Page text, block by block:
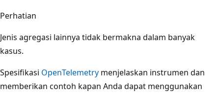
Perhatian
Jenis agregasi lainnya tidak bermakna dalam banyak
kasus.
Spesifikasi OpenTelemetry menjelaskan instrumen dan
memberikan contoh kapan Anda dapat menggunakan